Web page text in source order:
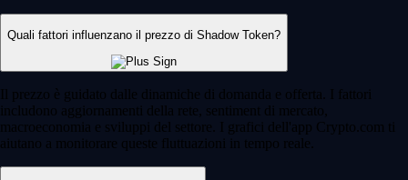
Quali fattori influenzano il prezzo di Shadow Token?
Il prezzo è guidato dalle dinamiche di domanda e offerta. I fattori
includono aggiornamenti della rete, sentiment di mercato,
macroeconomia e sviluppi del settore. I grafici dell'app Crypto.com ti
aiutano a monitorare queste fluttuazioni in tempo reale.